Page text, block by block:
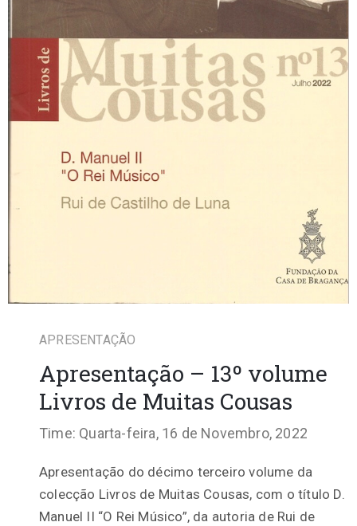
APRESENTAÇÃO
Apresentação – 13º volume
Livros de Muitas Cousas
Time: Quarta-feira, 16 de Novembro, 2022
Apresentação do décimo terceiro volume da
colecção Livros de Muitas Cousas, com o título D.
Manuel II “O Rei Músico”, da autoria de Rui de